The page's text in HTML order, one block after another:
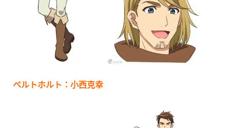
ベルトホルト：小西克幸